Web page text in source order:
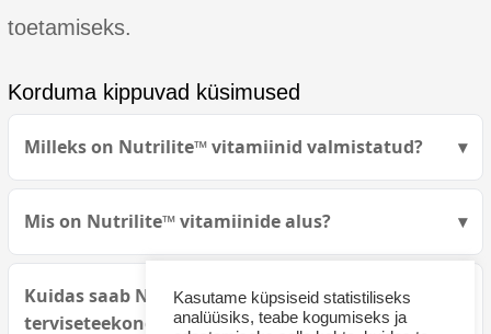
toetamiseks.
Korduma kippuvad küsimused
Milleks on Nutrilite™ vitamiinid valmistatud?
Mis on Nutrilite™ vitamiinide alus?
Kuidas saab Nutrilite™ muuta teie
terviseteekonda?
Kasutame küpsiseid statistiliseks
analüüsiks, teabe kogumiseks ja